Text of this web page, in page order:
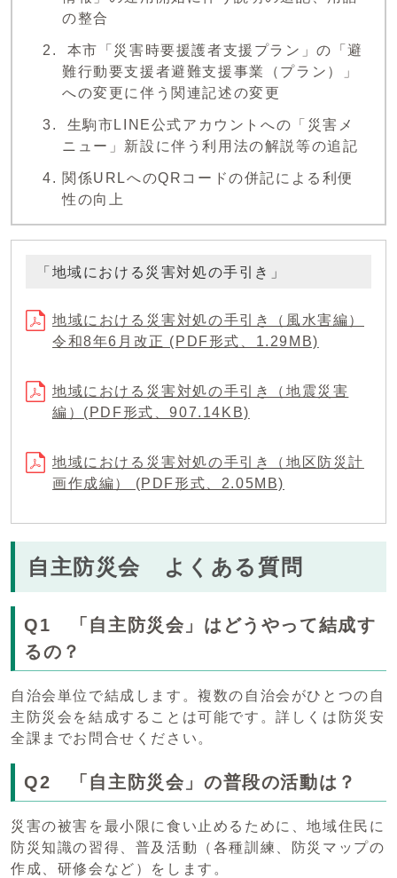
の整合
本市「災害時要援護者支援プラン」の「避
難行動要支援者避難支援事業（プラン）」
への変更に伴う関連記述の変更
生駒市LINE公式アカウントへの「災害メ
ニュー」新設に伴う利用法の解説等の追記
関係URLへのQRコードの併記による利便
性の向上
「地域における災害対処の手引き」
地域における災害対処の手引き（風水害編）
令和8年6月改正 (PDF形式、1.29MB)
地域における災害対処の手引き（地震災害
編）(PDF形式、907.14KB)
地域における災害対処の手引き（地区防災計
画作成編） (PDF形式、2.05MB)
自主防災会 よくある質問
Q1 「自主防災会」はどうやって結成す
るの？
自治会単位で結成します。複数の自治会がひとつの自
主防災会を結成することは可能です。詳しくは防災安
全課までお問合せください。
Q2 「自主防災会」の普段の活動は？
災害の被害を最小限に食い止めるために、地域住民に
防災知識の習得、普及活動（各種訓練、防災マップの
作成、研修会など）をします。